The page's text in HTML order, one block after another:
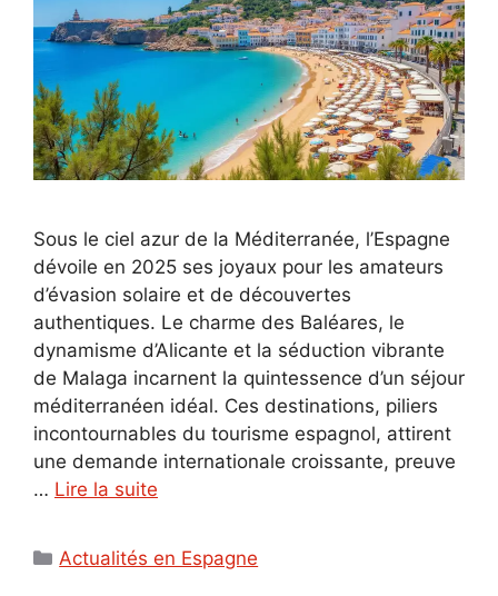
Sous le ciel azur de la Méditerranée, l’Espagne
dévoile en 2025 ses joyaux pour les amateurs
d’évasion solaire et de découvertes
authentiques. Le charme des Baléares, le
dynamisme d’Alicante et la séduction vibrante
de Malaga incarnent la quintessence d’un séjour
méditerranéen idéal. Ces destinations, piliers
incontournables du tourisme espagnol, attirent
une demande internationale croissante, preuve
… Lire la suite
Catégories
Actualités en Espagne